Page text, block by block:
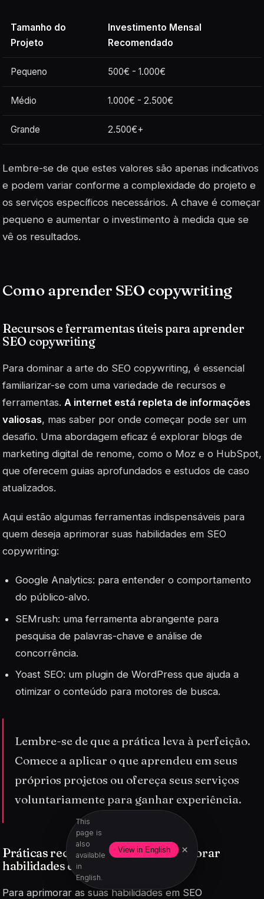
This
page is
also
available
in
English.
View in English ×
Tamanho do
Projeto
Investimento Mensal
Recomendado
Pequeno 500€ - 1.000€
Médio 1.000€ - 2.500€
Grande 2.500€+
Lembre-se de que estes valores são apenas indicativos
e podem variar conforme a complexidade do projeto e
os serviços específicos necessários. A chave é começar
pequeno e aumentar o investimento à medida que se
vê os resultados.
Como aprender SEO copywriting
Recursos e ferramentas úteis para aprender
SEO copywriting
Para dominar a arte do SEO copywriting, é essencial
familiarizar-se com uma variedade de recursos e
ferramentas. A internet está repleta de informações
valiosas, mas saber por onde começar pode ser um
desafio. Uma abordagem eficaz é explorar blogs de
marketing digital de renome, como o Moz e o HubSpot,
que oferecem guias aprofundados e estudos de caso
atualizados.
Aqui estão algumas ferramentas indispensáveis para
quem deseja aprimorar suas habilidades em SEO
copywriting:
Google Analytics: para entender o comportamento
do público-alvo.
SEMrush: uma ferramenta abrangente para
pesquisa de palavras-chave e análise de
concorrência.
Yoast SEO: um plugin de WordPress que ajuda a
otimizar o conteúdo para motores de busca.
Lembre-se de que a prática leva à perfeição.
Comece a aplicar o que aprendeu em seus
próprios projetos ou ofereça seus serviços
voluntariamente para ganhar experiência.
Práticas recomendadas para aprimorar
habilidades em SEO copywriting
Para aprimorar as suas habilidades em SEO